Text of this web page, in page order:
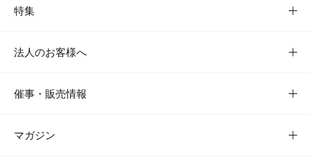
特集
法人のお客様へ
催事・販売情報
マガジン